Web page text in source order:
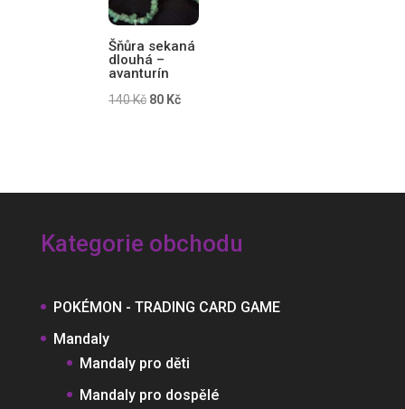
Šňůra sekaná
dlouhá –
avanturín
140Kč Původní
80 KčAktuální
Kategorie obchodu
POKÉMON - TRADING CARD GAME
Mandaly
Mandaly pro děti
Mandaly pro dospělé